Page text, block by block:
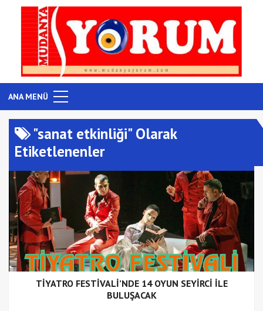
ANA MENÜ
"sanat etkinliği" Olarak
Etiketlenenler
TİYATRO FESTİVALİ’NDE 14 OYUN SEYİRCİ İLE
BULUŞACAK